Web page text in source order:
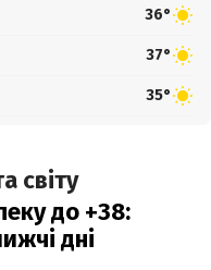
36°
37°
35°
світу
до +38:
дні